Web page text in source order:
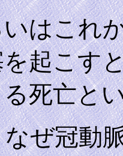
はこれ
起こす
死亡と
ぜ冠動